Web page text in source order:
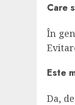
Care
În
Este
Da,